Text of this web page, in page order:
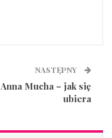
NASTĘPNY
Anna Mucha – jak się
ubiera